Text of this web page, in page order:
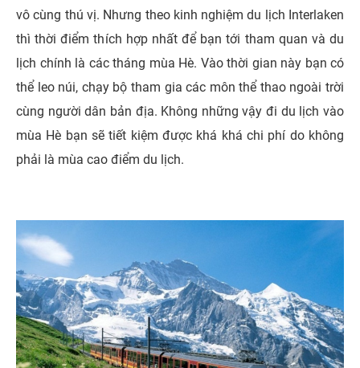
vô cùng thú vị. Nhưng theo kinh nghiệm du lịch Interlaken
thì thời điểm thích hợp nhất để bạn tới tham quan và du
lịch chính là các tháng mùa Hè. Vào thời gian này bạn có
thể leo núi, chạy bộ tham gia các môn thể thao ngoài trời
cùng người dân bản địa. Không những vậy đi du lịch vào
mùa Hè bạn sẽ tiết kiệm được khá khá chi phí do không
phải là mùa cao điểm du lịch.